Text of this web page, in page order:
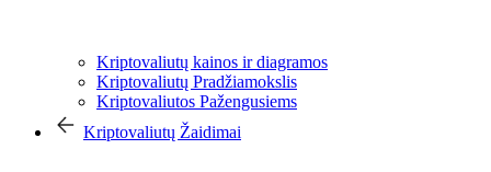
Kriptovaliutų kainos ir diagramos
Kriptovaliutų Pradžiamokslis
Kriptovaliutos Pažengusiems
Kriptovaliutų Žaidimai